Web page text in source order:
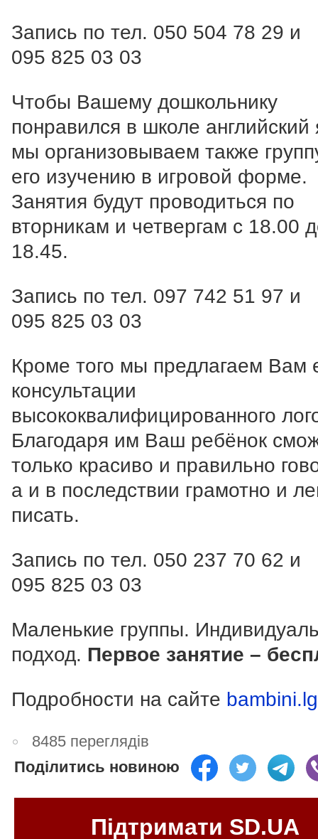
Запись по тел. 050 504 78 29 и
095 825 03 03
Чтобы Вашему дошкольнику
понравился в школе английский
мы организовываем также
его изучению в игровой форме.
Занятия будут проводиться по
вторникам и четвергам с 18.00
18.45.
Запись по тел. 097 742 51 97 и
095 825 03 03
Кроме того мы предлагаем Вам
консультации
высококвалифицированного
Благодаря им Ваш ребёнок
только красиво и правильно
а и в последствии грамотно и
писать.
Запись по тел. 050 237 70 62 и
095 825 03 03
Маленькие группы.
подход. Первое занятие –
Подробности на сайте
8485 переглядів
Поділитись новиною
Підтримати SD.UA